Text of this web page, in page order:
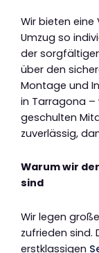
Wir bieten eine
Umzug so
der
über den
Montage und
in Tarragona –
geschulten
zuverlässig,
Warum wir
sind
Wir legen
zufrieden sind.
erstklassigen